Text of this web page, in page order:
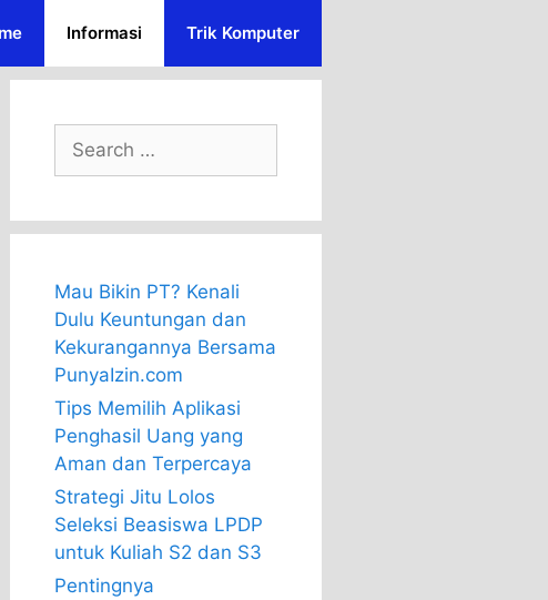
Informasi Trik Komputer
Search
for:
Mau Bikin PT? Kenali
Dulu Keuntungan dan
Kekurangannya Bersama
PunyaIzin.com
Tips Memilih Aplikasi
Penghasil Uang yang
Aman dan Terpercaya
Strategi Jitu Lolos
Seleksi Beasiswa LPDP
untuk Kuliah S2 dan S3
Pentingnya